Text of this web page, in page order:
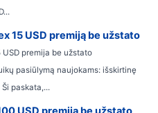
15 USD premiją be užstato
USD premija be užstato
pasiūlymą naujokams: išskirtinę
paskata,...